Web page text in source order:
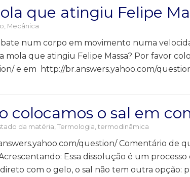
que atingiu Felipe
, Mecânica
num corpo em movimento numa
mola que atingiu Felipe Massa? Por favor
e em http://br.answers.yahoo.com/
colocamos o sal em
da matéria, Termologia, termodinâmica
question/ Comentário de
Essa dissolução é um
com o gelo, o sal não tem outra opção: